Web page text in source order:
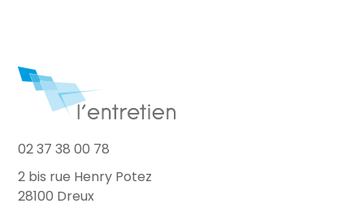
02 37 38 00 78
2 bis rue Henry Potez
28100 Dreux